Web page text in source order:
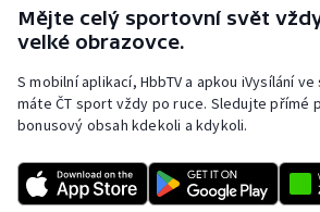
Olympijské hry
Parasport
Plážový volejbal
Mějte celý sportovní svět
velké obrazovce.
S mobilní aplikací, HbbTV a apkou iVysílání
máte ČT sport vždy po ruce. Sledujte přímé
bonusový obsah kdekoli a kdykoli.